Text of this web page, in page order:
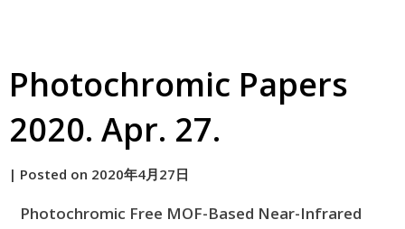
Photochromic Papers
2020. Apr. 27.
by
| Posted on 2020年4月27日
Photochromic Free MOF-Based Near-Infrared